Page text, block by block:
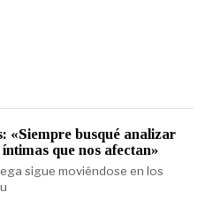
«Siempre busqué analizar
que nos afectan»
sigue moviéndose en los